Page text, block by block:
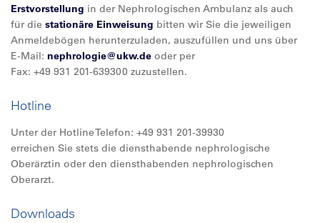
Erstvorstellung in der Nephrologischen Ambulanz als auch
für die stationäre Einweisung bitten wir Sie die jeweiligen
Anmeldebögen herunterzuladen, auszufüllen und uns über
E-Mail: nephrologie@ukw.de oder per
Fax: +49 931 201-639300 zuzustellen.
Hotline
Unter der Hotline Telefon: +49 931 201-39930
erreichen Sie stets die diensthabende nephrologische
Oberärztin oder den diensthabenden nephrologischen
Oberarzt.
Downloads